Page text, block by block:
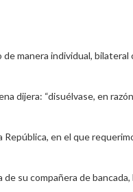
manera individual, bilateral
dijera: “disuélvase, en
en el que
su compañera de